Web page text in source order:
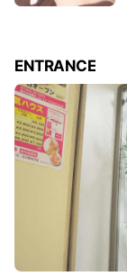
ENTRANCE